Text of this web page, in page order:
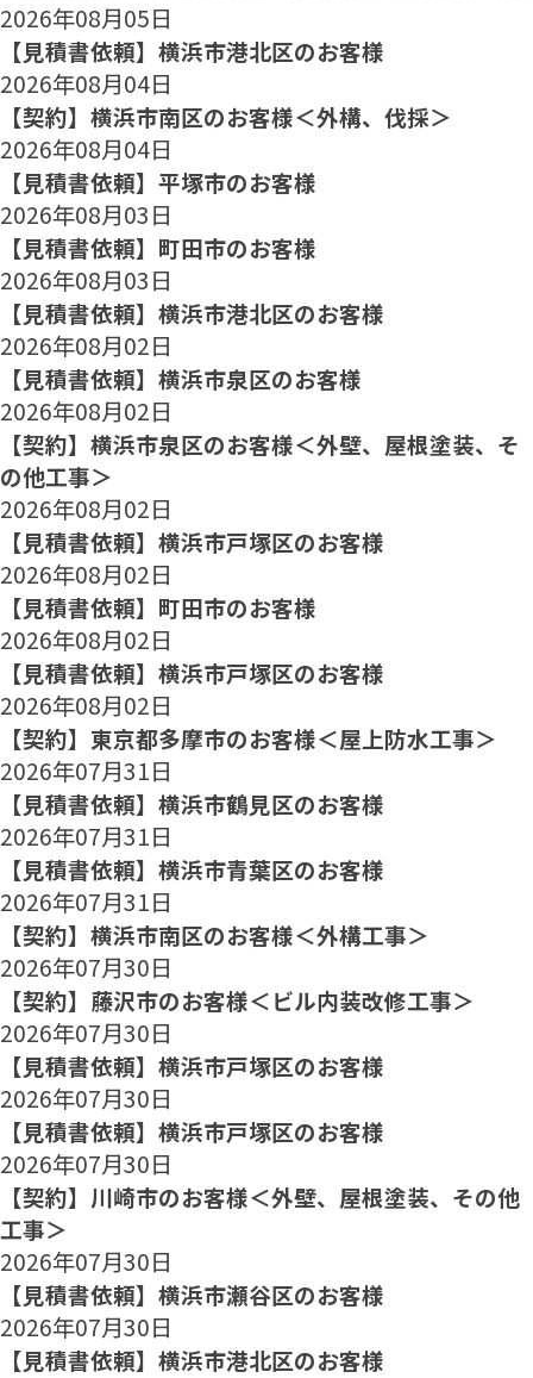
2026年08月05日
【見積書依頼】横浜市港北区のお客様
2026年08月04日
【契約】横浜市南区のお客様＜外構、伐採＞
2026年08月04日
【見積書依頼】平塚市のお客様
2026年08月03日
【見積書依頼】町田市のお客様
2026年08月03日
【見積書依頼】横浜市港北区のお客様
2026年08月02日
【見積書依頼】横浜市泉区のお客様
2026年08月02日
【契約】横浜市泉区のお客様＜外壁、屋根塗装、そ
の他工事＞
2026年08月02日
【見積書依頼】横浜市戸塚区のお客様
2026年08月02日
【見積書依頼】町田市のお客様
2026年08月02日
【見積書依頼】横浜市戸塚区のお客様
2026年08月02日
【契約】東京都多摩市のお客様＜屋上防水工事＞
2026年07月31日
【見積書依頼】横浜市鶴見区のお客様
2026年07月31日
【見積書依頼】横浜市青葉区のお客様
2026年07月31日
【契約】横浜市南区のお客様＜外構工事＞
2026年07月30日
【契約】藤沢市のお客様＜ビル内装改修工事＞
2026年07月30日
【見積書依頼】横浜市戸塚区のお客様
2026年07月30日
【見積書依頼】横浜市戸塚区のお客様
2026年07月30日
【契約】川崎市のお客様＜外壁、屋根塗装、その他
工事＞
2026年07月30日
【見積書依頼】横浜市瀬谷区のお客様
2026年07月30日
【見積書依頼】横浜市港北区のお客様